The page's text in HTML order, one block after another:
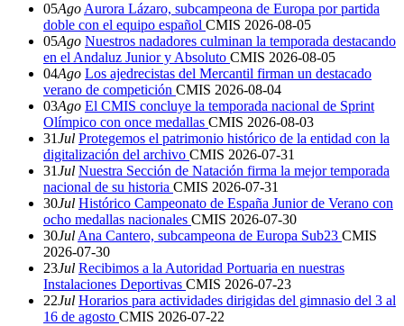
05Ago Aurora Lázaro, subcampeona de Europa por partida
doble con el equipo español CMIS 2026-08-05
05Ago Nuestros nadadores culminan la temporada destacando
en el Andaluz Junior y Absoluto CMIS 2026-08-05
04Ago Los ajedrecistas del Mercantil firman un destacado
verano de competición CMIS 2026-08-04
03Ago El CMIS concluye la temporada nacional de Sprint
Olímpico con once medallas CMIS 2026-08-03
31Jul Protegemos el patrimonio histórico de la entidad con la
digitalización del archivo CMIS 2026-07-31
31Jul Nuestra Sección de Natación firma la mejor temporada
nacional de su historia CMIS 2026-07-31
30Jul Histórico Campeonato de España Junior de Verano con
ocho medallas nacionales CMIS 2026-07-30
30Jul Ana Cantero, subcampeona de Europa Sub23 CMIS
2026-07-30
23Jul Recibimos a la Autoridad Portuaria en nuestras
Instalaciones Deportivas CMIS 2026-07-23
22Jul Horarios para actividades dirigidas del gimnasio del 3 al
16 de agosto CMIS 2026-07-22